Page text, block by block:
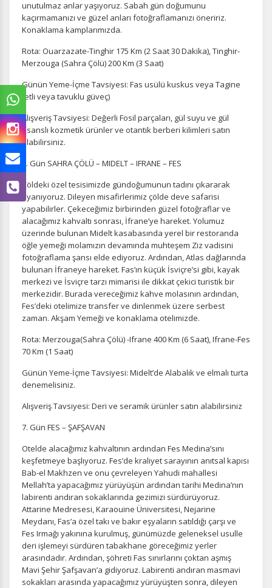
unutulmaz anlar yaşıyoruz. Sabah gün doğumunu
kaçırmamanızı ve güzel anları fotoğraflamanızı öneririz.
Konaklama kamplarımızda.
Rota: Ouarzazate-Tinghir 175 Km (2 Saat 30 Dakika), Tinghir-
Merzouga (Sahra Çölü) 200 Km (3 Saat)
Günün Yeme-İçme Tavsiyesi: Fas usülü kuskus veya Tagine
(etli veya tavuklu güveç)
Alışveriş Tavsiyesi: Değerli Fosil parçaları, gül suyu ve gül
esanslı kozmetik ürünler ve otantik berberi kilimleri satın
alabilirsiniz.
6. Gün SAHRA ÇÖLÜ – MIDELT – IFRANE – FES
Çöldeki özel tesisimizde gündoğumunun tadını çıkararak
uyanıyoruz. Dileyen misafirlerimiz çölde deve safarisi
yapabilirler. Çekeceğimiz birbirinden güzel fotoğraflar ve
alacağımız kahvaltı sonrası, İfrane’ye hareket. Yolumuz
üzerinde bulunan Midelt kasabasında yerel bir restoranda
öğle yemeği molamızın devamında muhteşem Ziz vadisini
fotoğraflama şansı elde ediyoruz. Ardından, Atlas dağlarında
bulunan İfraneye hareket. Fas’ın küçük İsviçre’si gibi, kayak
merkezi ve İsviçre tarzı mimarisi ile dikkat çekici turistik bir
merkezidir. Burada vereceğimiz kahve molasının ardından,
Fes’deki otelimize transfer ve dinlenmek üzere serbest
zaman. Akşam Yemeği ve konaklama otelimizde.
Rota: Merzouga(Sahra Çölü) -Ifrane 400 Km (6 Saat), Ifrane-Fes
70 Km (1 Saat)
Günün Yeme-İçme Tavsiyesi: Midelt’de Alabalık ve elmalı turta
denemelisiniz.
Alışveriş Tavsiyesi: Deri ve seramik ürünler satın alabilirsiniz
7. Gün FES – ŞAFŞAVAN
Otelde alacağımız kahvaltının ardından Fes Medina’sını
keşfetmeye başlıyoruz. Fes’de kraliyet sarayının anıtsal kapısı
Bab-el Makhzen ve onu çevreleyen Yahudi mahallesi
Mellah’ta yapacağımız yürüyüşün ardından tarihi Medina’nın
labirenti andıran sokaklarında gezimizi sürdürüyoruz.
Attarine Medresesi, Karaouine Üniversitesi, Nejarine
Meydanı, Fas’a özel takı ve bakır eşyaların satıldığı çarşı ve
Fes Irmağı yakınına kurulmuş, günümüzde geleneksel usulle
deri işlemeyi sürdüren tabakhane göreceğimiz yerler
arasındadır. Ardından, şöhreti Fas sınırlarını çoktan aşmış
Mavi Şehir Şafşavan’a gidiyoruz. Labirenti andıran masmavi
sokakları arasında yapacağımız yürüyüşten sonra, dileyen